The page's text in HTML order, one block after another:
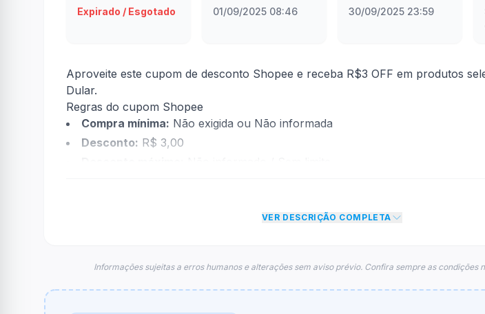
Expirado / Esgotado
01/09/2025 08:46
30/09/2025 23:59
Aproveite este cupom de desconto Shopee e receba R$3 OFF em produtos
Dular.
Regras do cupom Shopee
Compra mínima: Não exigida ou Não informada
Desconto: R$ 3,00
dará um desconto de R$ 3,00 no total do
econtradas informações sobre restrição de teto máximo para esse cupom.
VER DESCRIÇÃO COMPLETA
Informações sujeitas a erros humanos e alterações sem aviso prévio. Confira sempre as condições